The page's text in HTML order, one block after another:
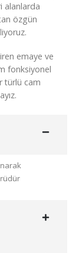
alanlarda
özgün
emaye ve
fonksiyonel
türlü cam